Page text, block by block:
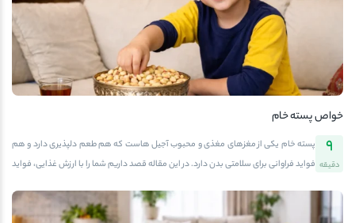
مغزهای خوراکی است که سابقه مصرف آن به هزاران سال قبل بازمی گردد. این مغز خوش
طعم و مغذی در مناطق مختلف جهان کشت می شود و در ایران نیز در استان های کرمان،
خراسان و […]
خواص پسته خام
9
دقیقه
پسته خام یکی از مغزهای مغذی و محبوب آجیل هاست که هم طعم دلپذیری دارد و هم
فواید فراوانی برای سلامتی بدن دارد. در این مقاله قصد داریم شما را با ارزش غذایی، فواید
مرجع خرید پسته تازه و باکیفیت معرفی کنیم. جهت مشاهده پسته های مختلف موجود در